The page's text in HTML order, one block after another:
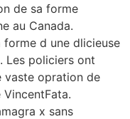
de sa forme
au Canada.
d une dlicieuse
Les policiers ont
vaste opration de
x sans